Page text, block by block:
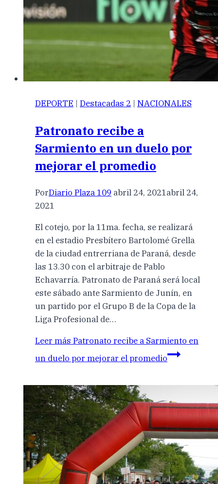
DEPORTE | Destacadas 2 | NACIONALES
Patronato recibe a
Sarmiento en un duelo por
mejorar el promedio
PorDiario Plaza 109 abril 24, 2021abril 24,
2021
El cotejo, por la 11ma. fecha, se realizará
en el estadio Presbítero Bartolomé Grella
de la ciudad entrerriana de Paraná, desde
las 13.30 con el arbitraje de Pablo
Echavarría. Patronato de Paraná será local
este sábado ante Sarmiento de Junín, en
un partido por el Grupo B de la Copa de la
Liga Profesional de…
Leer más Patronato recibe a Sarmiento en
un duelo por mejorar el promedio